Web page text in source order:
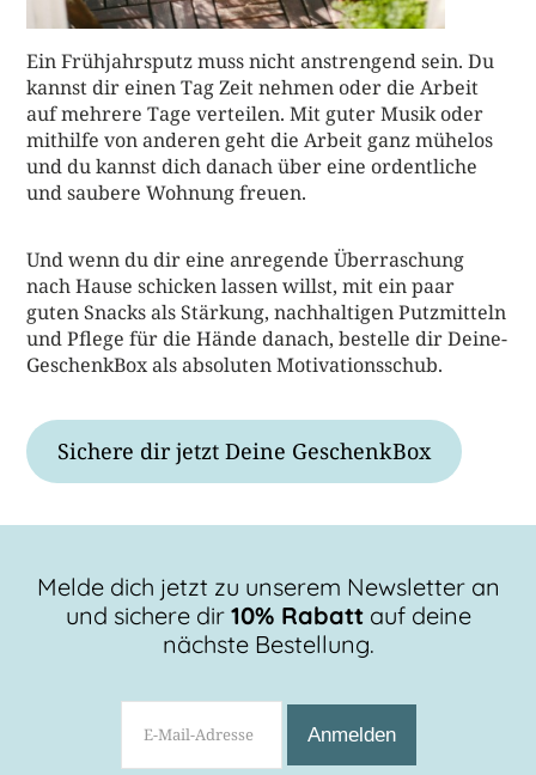
Ein Frühjahrsputz muss nicht anstrengend sein. Du
kannst dir einen Tag Zeit nehmen oder die Arbeit
auf mehrere Tage verteilen. Mit guter Musik oder
mithilfe von anderen geht die Arbeit ganz mühelos
und du kannst dich danach über eine ordentliche
und saubere Wohnung freuen.
Und wenn du dir eine anregende Überraschung
nach Hause schicken lassen willst, mit ein paar
guten Snacks als Stärkung, nachhaltigen Putzmitteln
und Pflege für die Hände danach, bestelle dir Deine-
GeschenkBox als absoluten Motivationsschub.
Sichere dir jetzt Deine GeschenkBox
Melde dich jetzt zu unserem Newsletter an
und sichere dir 10% Rabattauf deine
nächste Bestellung.